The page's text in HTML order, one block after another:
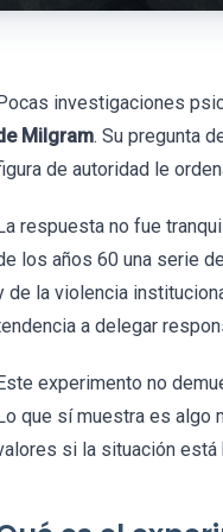
Pocas investigaciones
Milgram. Su pregunta
de autoridad le
La respuesta no fue
los años 60 una serie
de la violencia
a delegar
Este experimento no
Lo que sí muestra es algo
si la situación está